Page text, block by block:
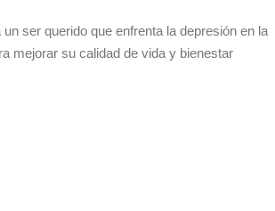
ser querido que enfrenta la depresión en la
mejorar su calidad de vida y bienestar